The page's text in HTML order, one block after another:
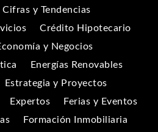
Cifras y Tendencias
Crédito Hipotecario
y Negocios
Energías Renovables
Estrategia y Proyectos
Expertos
Ferias y Eventos
Formación Inmobiliaria